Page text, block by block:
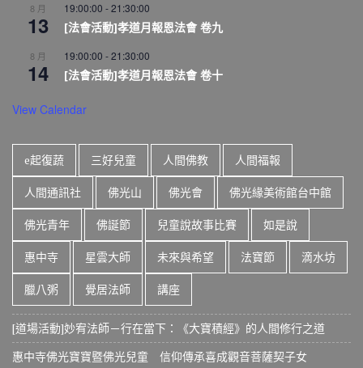
8 月
13
19:00:00 -21:30:00
[法會活動]孝道月報恩法會 卷九
8 月
14
19:00:00 -21:30:00
[法會活動]孝道月報恩法會 卷十
View Calendar
e起復蔬 三好兒童 人間佛教 人間福報
人間通訊社 佛光山 佛光會 佛光緣美術館台中館
佛光青年 佛誕節 兒童說故事比賽 如是說
惠中寺 星雲大師 未來與希望 法寶節 滴水坊
臘八粥 覺居法師 講座
[道場活動]妙宥法師－行在當下：《大寶積經》的人間修行之道
惠中寺佛光寶寶暨佛光兒童 信仰傳承喜成觀音菩薩契子女